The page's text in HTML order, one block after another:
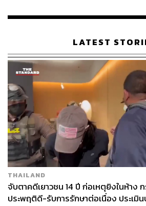
Nicole Kidman กับเมนูปลา และการนั่ง
แม้จะเข้าสู่วัย 50 แล้ว แต่
นิโคล คิด
สุขภาพดีอยู่เสมอ เธอมีเคล็ดลับการรักษ
เปลี่ยนกิจวัตรการออกกำลังกายให้หล
อาหารเลย นิโคลเลือกที่จะกินอาหารท
ตั้งแต่ปลานิลไปจนถึงปลากระป๋อง และ
ร่างกายที่ดีแล้ว เธอยังใส่ใจการดูแลสุข
สัมภาษณ์กับ Coveteur
ว่าเธอมักจะนั่
เป็นเวลา 20-30 นาทีต่อครั้ง และใช้แอ
จะช่วยจับเวลา และบอกด้วยว่ามีใครอีก
เดียวกัน ณ เวลานั้น
เรือนไทยที่ถูกซุกไว้
LATEST
THAILAND
จับตาคดีเยาวชน 14 ปี ก่อเหตุยิงในห้าง
ประพฤติดี-รับการรักษาต่อเนื่อง ประเมิ